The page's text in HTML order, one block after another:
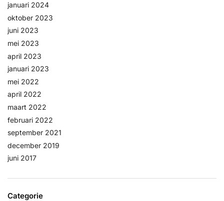
januari 2024
oktober 2023
juni 2023
mei 2023
april 2023
januari 2023
mei 2022
april 2022
maart 2022
februari 2022
september 2021
december 2019
juni 2017
Categorie